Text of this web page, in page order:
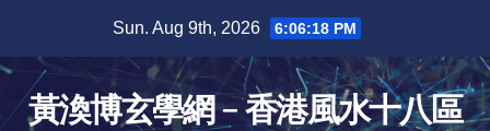
content
Sun. Aug 9th, 2026 6:06:19 PM
黃渙博玄學網﹣香港風水十八區